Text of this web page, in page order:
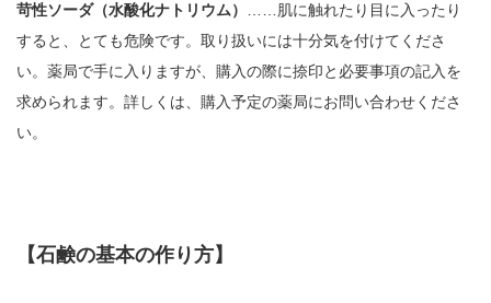
苛性ソーダ（水酸化ナトリウム）
……肌に触れたり目に入ったり
すると、とても危険です。取り扱いには十分気を付けてくださ
い。薬局で手に入りますが、購入の際に捺印と必要事項の記入を
求められます。詳しくは、購入予定の薬局にお問い合わせくださ
い。
【石鹸の基本の作り方】